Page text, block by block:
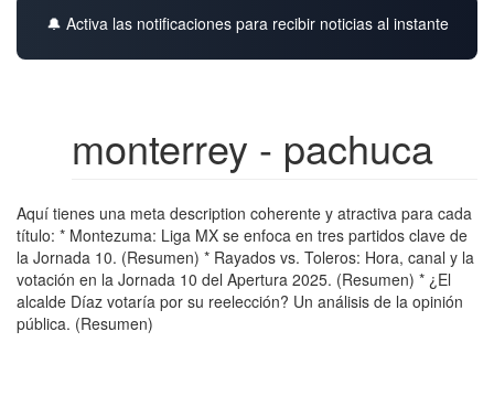
🔔 Activa las notificaciones para recibir noticias al instante
monterrey - pachuca
Aquí tienes una meta description coherente y atractiva para cada
título: * Montezuma: Liga MX se enfoca en tres partidos clave de
la Jornada 10. (Resumen) * Rayados vs. Toleros: Hora, canal y la
votación en la Jornada 10 del Apertura 2025. (Resumen) * ¿El
alcalde Díaz votaría por su reelección? Un análisis de la opinión
pública. (Resumen)